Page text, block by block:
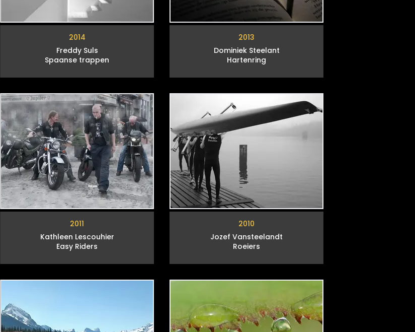
2014
Freddy Suls
Spaanse trappen
2013
Dominiek Steelant
Hartenring
2011
Kathleen Lescouhier
Easy Riders
2010
Jozef Vansteelandt
Roeiers